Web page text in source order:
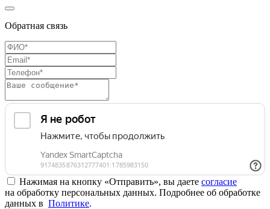
Обратная связь
Нажимая на кнопку «Отправить», вы даете согласие
на обработку персональных данных. Подробнее об обработке
данных в Политике.